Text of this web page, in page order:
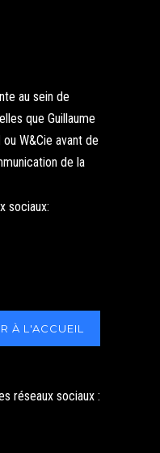
au sein de
que Guillaume
W&Cie avant de
de la
sociaux:
À L'ACCUEIL
réseaux sociaux :